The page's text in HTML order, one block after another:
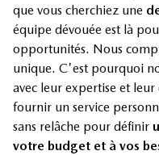
que vous cherchiez une
équipe dévouée est là
opportunités. Nous
unique. C'est pourquoi
avec leur expertise et
fournir un service
sans relâche pour définir
votre budget et à vos